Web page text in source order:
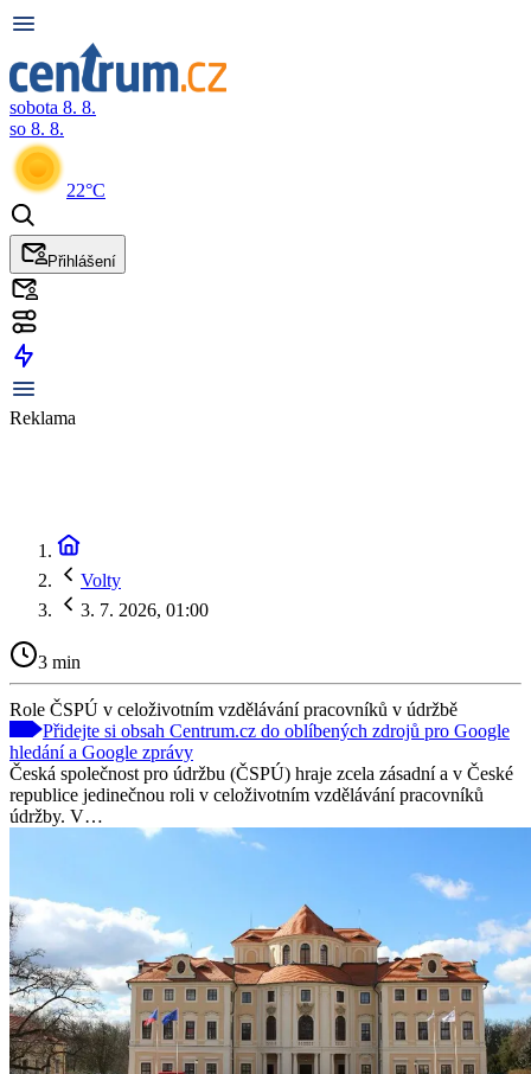
sobota 8. 8.
so 8. 8.
22°C
Přihlášení
Reklama
Volty
3. 7. 2026, 01:00
3 min
Role ČSPÚ v celoživotním vzdělávání pracovníků v údržbě
Přidejte si obsah Centrum.cz do oblíbených zdrojů pro Google
hledání a Google zprávy
Česká společnost pro údržbu (ČSPÚ) hraje zcela zásadní a v České
republice jedinečnou roli v celoživotním vzdělávání pracovníků
údržby. V…